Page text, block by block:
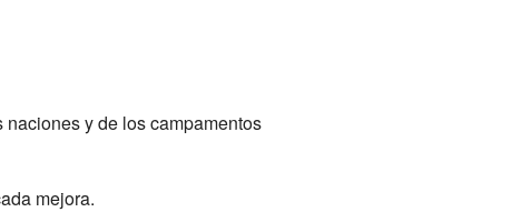
y de los campamentos
mejora.